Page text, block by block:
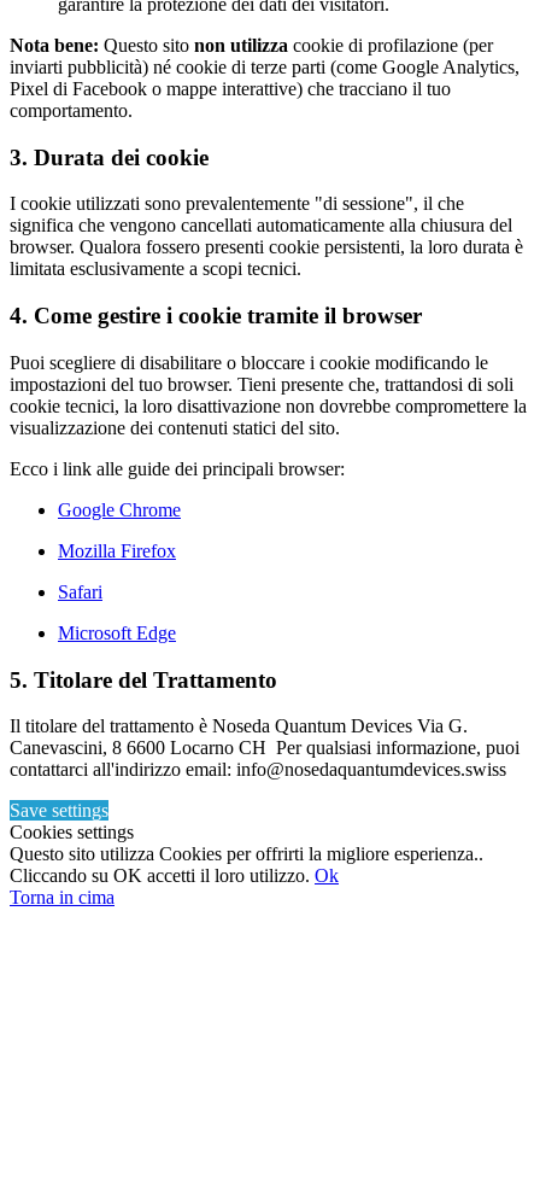
garantire la protezione dei dati dei visitatori.
Nota bene: Questo sito non utilizza cookie di profilazione (per
inviarti pubblicità) né cookie di terze parti (come Google Analytics,
Pixel di Facebook o mappe interattive) che tracciano il tuo
comportamento.
3. Durata dei cookie
I cookie utilizzati sono prevalentemente "di sessione", il che
significa che vengono cancellati automaticamente alla chiusura del
browser. Qualora fossero presenti cookie persistenti, la loro durata è
limitata esclusivamente a scopi tecnici.
4. Come gestire i cookie tramite il browser
Puoi scegliere di disabilitare o bloccare i cookie modificando le
impostazioni del tuo browser. Tieni presente che, trattandosi di soli
cookie tecnici, la loro disattivazione non dovrebbe compromettere la
visualizzazione dei contenuti statici del sito.
Ecco i link alle guide dei principali browser:
Google Chrome
Mozilla Firefox
Safari
Microsoft Edge
5. Titolare del Trattamento
Il titolare del trattamento è Noseda Quantum Devices Via G.
Canevascini, 8 6600 Locarno CH Per qualsiasi informazione, puoi
contattarci all'indirizzo email: info@nosedaquantumdevices.swiss
Save settings
Cookies settings
Questo sito utilizza Cookies per offrirti la migliore esperienza..
Cliccando su OK accetti il loro utilizzo. Ok
Torna in cima